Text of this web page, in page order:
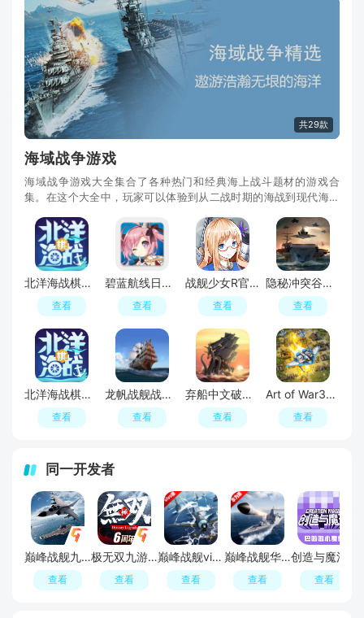
共29款
海域战争游戏
海域战争游戏大全集合了各种热门和经典海上战斗题材的游戏合
集。在这个大全中，玩家可以体验到从二战时期的海战到现代海战
北洋海战棋破解版无限资源最新版
查看
碧蓝航线日服国际服安装包
查看
战舰少女R官方正版最新版本
查看
隐秘冲突谷歌版国际版
查看
北洋海战棋资源不减反增最新版
查看
龙帆战舰战争破解版无限钻石金币
查看
弃船中文破解版无限金币
查看
Art of War3战争艺术3国际服最新版
查看
同一开发者
巅峰战舰九游版本
查看
极无双九游渠道服
查看
巅峰战舰vivo市场版本
查看
巅峰战舰华为账号版
查看 查看